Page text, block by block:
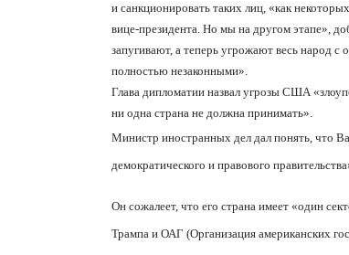
и санкционировать таких лиц, «как
вице-президента. Но мы на другом этапе»,
запугивают, а теперь угрожают весь народ
полностью незаконными».
Глава дипломатии назвал угрозы США
ни одна страна не должна принимать».
Министр иностранных дел дал понять, что
демократического и правового
Он сожалеет, что его страна имеет «один
Трампа и ОАГ (Организация американских